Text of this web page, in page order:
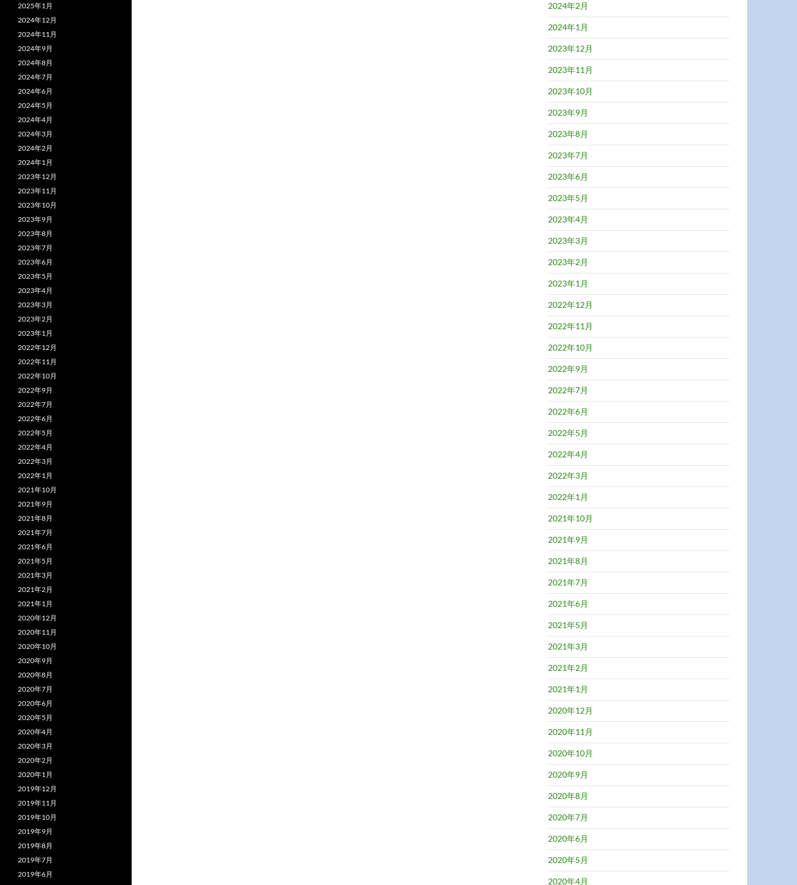
2024年2月
2024年1月
2023年12月
2023年11月
2023年10月
2023年9月
2023年8月
2023年7月
2023年6月
2023年5月
2023年4月
2023年3月
2023年2月
2023年1月
2022年12月
2022年11月
2022年10月
2022年9月
2022年7月
2022年6月
2022年5月
2022年4月
2022年3月
2022年1月
2021年10月
2021年9月
2021年8月
2021年7月
2021年6月
2021年5月
2021年3月
2021年2月
2021年1月
2020年12月
2020年11月
2020年10月
2020年9月
2020年8月
2020年7月
2020年6月
2020年5月
2020年4月
2025年1月
2024年12月
2024年11月
2024年9月
2024年8月
2024年7月
2024年6月
2024年5月
2024年4月
2024年3月
2024年2月
2024年1月
2023年12月
2023年11月
2023年10月
2023年9月
2023年8月
2023年7月
2023年6月
2023年5月
2023年4月
2023年3月
2023年2月
2023年1月
2022年12月
2022年11月
2022年10月
2022年9月
2022年7月
2022年6月
2022年5月
2022年4月
2022年3月
2022年1月
2021年10月
2021年9月
2021年8月
2021年7月
2021年6月
2021年5月
2021年3月
2021年2月
2021年1月
2020年12月
2020年11月
2020年10月
2020年9月
2020年8月
2020年7月
2020年6月
2020年5月
2020年4月
2020年3月
2020年2月
2020年1月
2019年12月
2019年11月
2019年10月
2019年9月
2019年8月
2019年7月
2019年6月